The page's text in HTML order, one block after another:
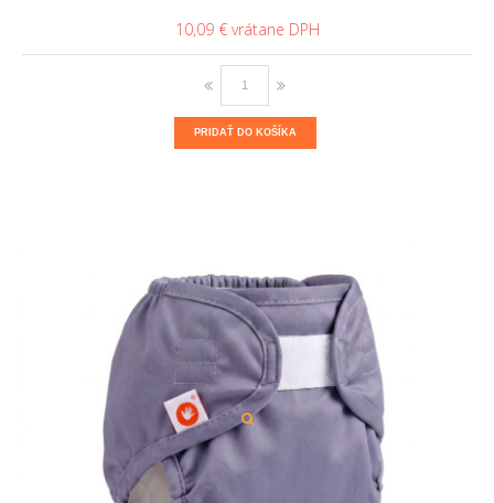
10,09 €
PRIDAŤ DO KOŠÍKA